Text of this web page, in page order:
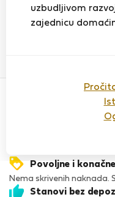
uzbudljivom
zajednicu
Do
Povjerenje &
Visoka razina sigurnosti
Naš ugled raste
Povoljne i
Nema skrivenih naknada.
Stanovi bez